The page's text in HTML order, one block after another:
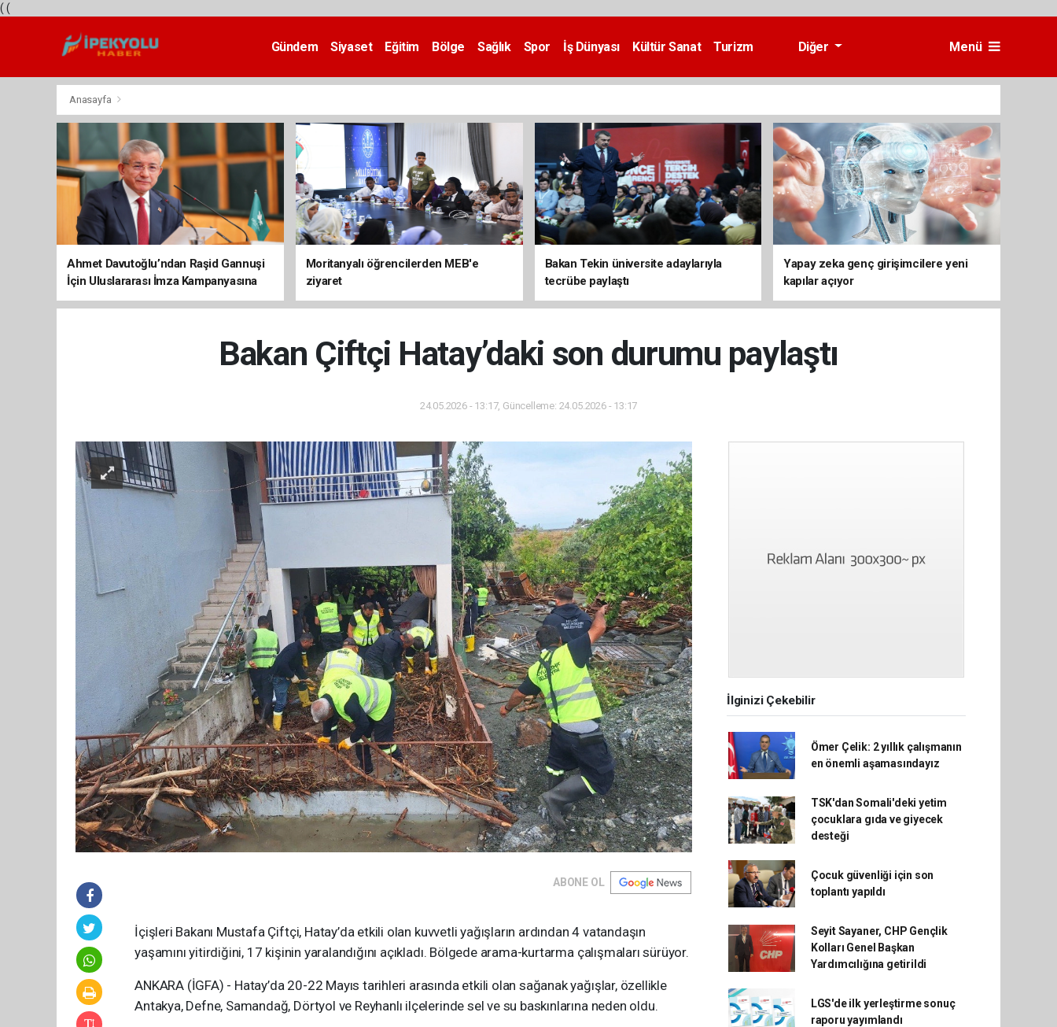
( (
Gündem Siyaset Eğitim Bölge Sağlık Spor İş Dünyası Kültür Sanat
Turizm
Diğer Menü
Anasayfa
Ahmet Davutoğlu’ndan Raşid Gannuşi
İçin Uluslararası İmza Kampanyasına
Destek
Moritanyalı öğrencilerden MEB'e
ziyaret
Bakan Tekin üniversite adaylarıyla
tecrübe paylaştı
Yapay zeka genç girişimcilere yeni
kapılar açıyor
Bakan Çiftçi Hatay’daki son durumu paylaştı
24.05.2026 - 13:17, Güncelleme: 24.05.2026 - 13:17
ABONE OL
İçişleri Bakanı Mustafa Çiftçi, Hatay’da etkili olan kuvvetli yağışların ardından 4 vatandaşın
yaşamını yitirdiğini, 17 kişinin yaralandığını açıkladı. Bölgede arama-kurtarma çalışmaları sürüyor.
ANKARA (İGFA) - Hatay’da 20-22 Mayıs tarihleri arasında etkili olan sağanak yağışlar, özellikle
Antakya, Defne, Samandağ, Dörtyol ve Reyhanlı ilçelerinde sel ve su baskınlarına neden oldu.
İlginizi Çekebilir
Ömer Çelik: 2 yıllık çalışmanın
en önemli aşamasındayız
TSK'dan Somali'deki yetim
çocuklara gıda ve giyecek
desteği
Çocuk güvenliği için son
toplantı yapıldı
Seyit Sayaner, CHP Gençlik
Kolları Genel Başkan
Yardımcılığına getirildi
LGS'de ilk yerleştirme sonuç
raporu yayımlandı